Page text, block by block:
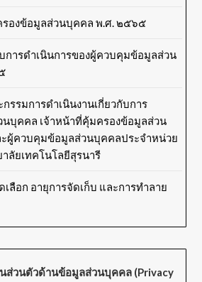
องข้อมูลส่วนบุคคล พ.ศ. ๒๕๖๕
ารดำเนินการของผู้ควบคุมข้อมูลส่วน
รรมการดำเนินงานเกี่ยวกับการ
บุคคล เจ้าหน้าที่คุ้มครองข้อมูลส่วน
ผู้ควบคุมข้อมูลส่วนบุคคลประจำหน่วย
ลัยเทคโนโลยีสุรนารี
ลือก อายุการจัดเก็บ และการทำลาย
ส่วนตัวด้านข้อมูลส่วนบุคคล (Privacy